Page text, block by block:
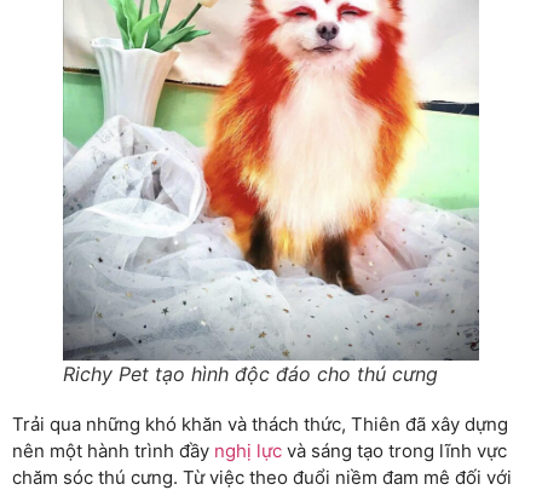
Richy Pet tạo hình độc đáo cho thú cưng
Trải qua những khó khăn và thách thức, Thiên đã xây dựng
nên một hành trình đầy nghị lực và sáng tạo trong lĩnh vực
chăm sóc thú cưng. Từ việc theo đuổi niềm đam mê đối với